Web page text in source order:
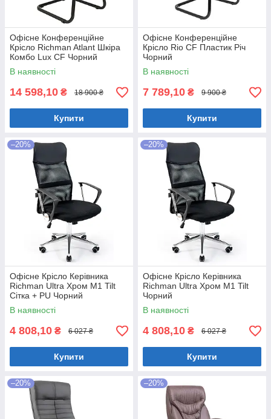
Офісне Конференційне
Крісло Richman Atlant Шкіра
Комбо Lux CF Чорний
В наявності
14 598,10 ₴ 18 900 ₴
Купити
Офісне Конференційне
Крісло Rio CF Пластик Річ
Чорний
В наявності
7 789,10 ₴ 9 900 ₴
Купити
–20%
Офісне Крісло Керівника
Richman Ultra Хром М1 Tilt
Сітка + PU Чорний
В наявності
4 808,10 ₴ 6 027 ₴
Купити
–20%
Офісне Крісло Керівника
Richman Ultra Хром М1 Tilt
Чорний
В наявності
4 808,10 ₴ 6 027 ₴
Купити
–20% –20%